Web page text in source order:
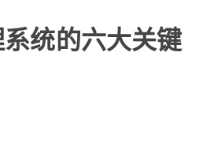
统的六大关键